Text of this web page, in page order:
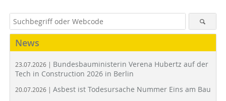
News
23.07.2026 | Bundesbauministerin Verena Hubertz auf der
Tech in Construction 2026 in Berlin
20.07.2026 | Asbest ist Todesursache Nummer Eins am Bau